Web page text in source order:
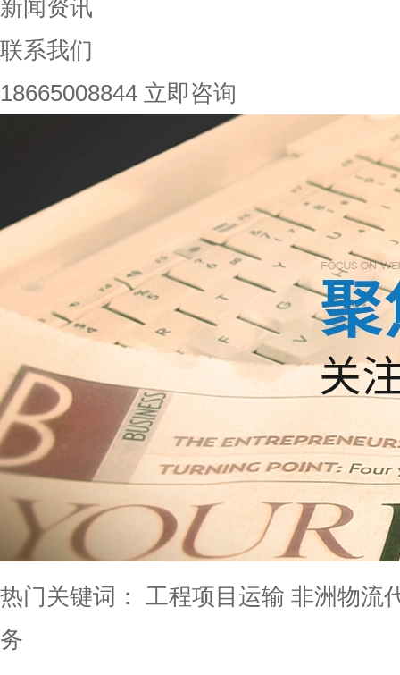
新闻资讯
联系我们
18665008844 立即咨询
热门关键词： 工程项目运输 非洲物流
务